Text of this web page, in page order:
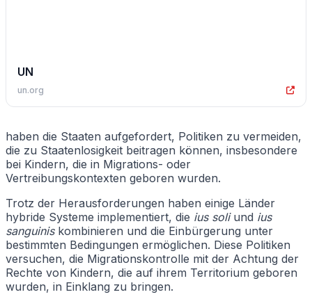
UN
un.org
haben die Staaten aufgefordert, Politiken zu vermeiden,
die zu Staatenlosigkeit beitragen können, insbesondere
bei Kindern, die in Migrations- oder
Vertreibungskontexten geboren wurden.
Trotz der Herausforderungen haben einige Länder
hybride Systeme implementiert, die ius soliund ius
sanguiniskombinieren und die Einbürgerung unter
bestimmten Bedingungen ermöglichen. Diese Politiken
versuchen, die Migrationskontrolle mit der Achtung der
Rechte von Kindern, die auf ihrem Territorium geboren
wurden, in Einklang zu bringen.